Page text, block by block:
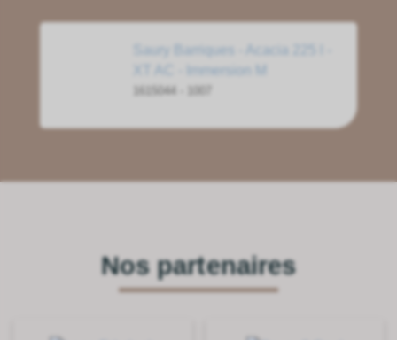
Saury Barriques - Acacia 225 l -
XT AC - Immersion M
1615044 - 1007
Nos partenaires